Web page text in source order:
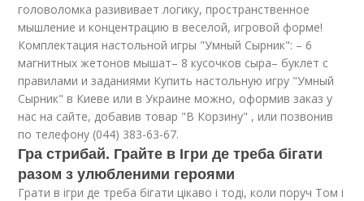
головоломка разививает логику, пространственное
мышление и концентрацию в веселой, игровой форме!
Комплектация настольной игры "Умный Сырник": – 6
магнитных жетонов мышат– 8 кусочков сыра– буклет с
правилами и заданиями Купить настольную игру "Умный
Сырник" в Киеве или в Украине можно, оформив заказ у
нас на сайте, добавив товар "В Корзину" , или позвонив
по телефону (044) 383-63-67.
Гра стрибай. Грайте в Ігри де треба бігати
разом з улюбленими героями
Грати в ігри де треба бігати цікаво і тоді, коли поруч Том і